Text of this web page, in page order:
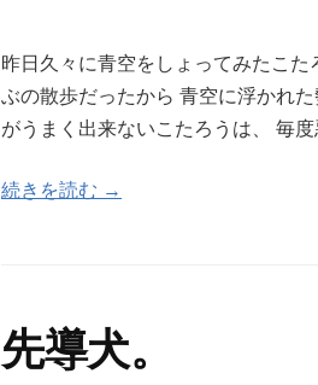
昨日久々に青空をしょってみたこ
ぶの散歩だったから 青空に浮かれ
がうまく出来ないこたろうは、 毎
続きを読む →
先導犬。